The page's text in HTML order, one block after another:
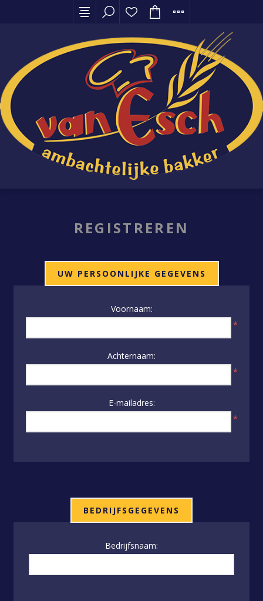
REGISTREREN
UW PERSOONLIJKE GEGEVENS
Voornaam:
*
Achternaam:
*
E-mailadres:
*
BEDRIJFSGEGEVENS
Bedrijfsnaam: